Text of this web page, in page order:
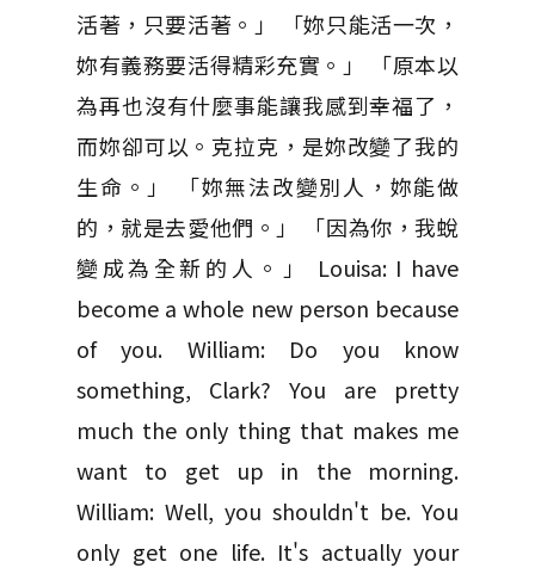
活著，只要活著。」 「妳只能活一次，
妳有義務要活得精彩充實。」 「原本以
為再也沒有什麼事能讓我感到幸福了，
而妳卻可以。克拉克，是妳改變了我的
生命。」 「妳無法改變別人，妳能做
的，就是去愛他們。」 「因為你，我蛻
變成為全新的人。」 Louisa: I have
become a whole new person because
of you. William: Do you know
something, Clark? You are pretty
much the only thing that makes me
want to get up in the morning.
William: Well, you shouldn't be. You
only get one life. It's actually your